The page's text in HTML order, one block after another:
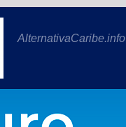
AlternativaCaribe.info